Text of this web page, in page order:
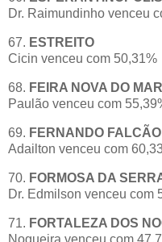
Dr. Raimundinho venceu
67. ESTREITO
Cicin venceu com 50,31%
68. FEIRA NOVA DO
Paulão venceu com
69. FERNANDO FALCÃO
Adailton venceu com
70. FORMOSA DA
Dr. Edmilson venceu com
71. FORTALEZA DOS
Nogueira venceu com